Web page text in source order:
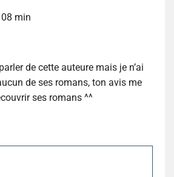
min
de cette auteure mais je n’ai
de ses romans, ton avis me
ses romans ^^